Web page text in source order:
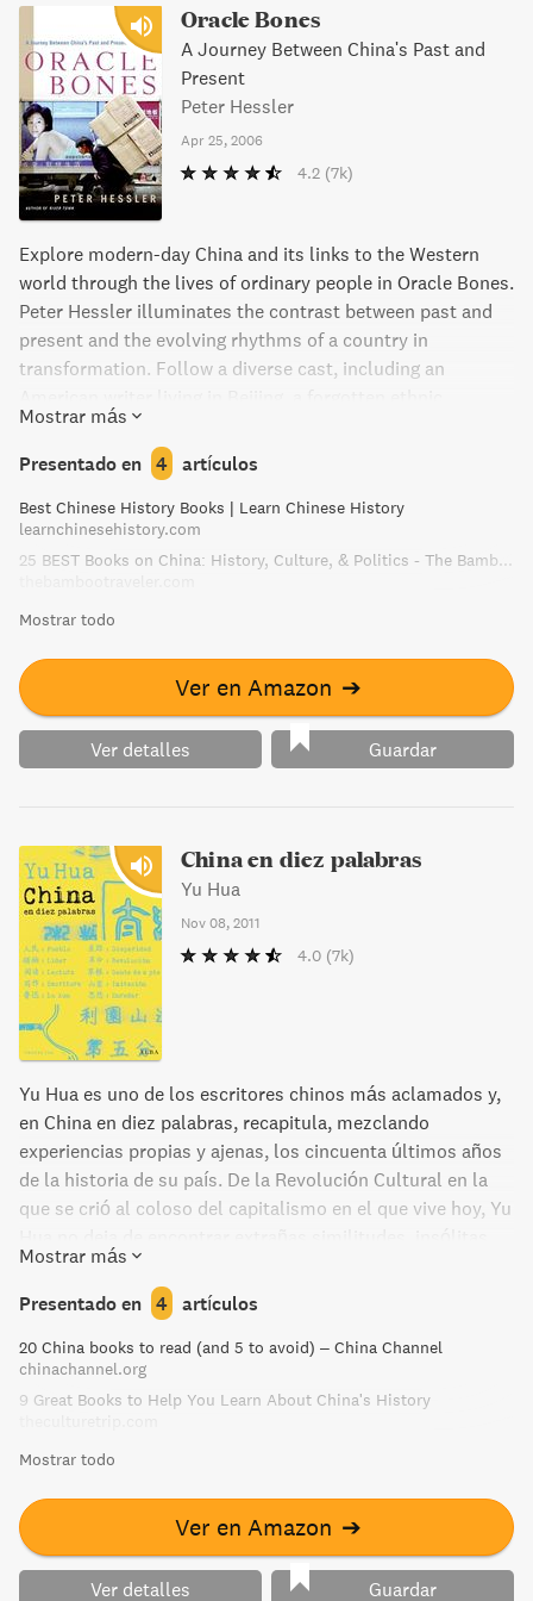
and crushed millions of people, including her parents.
Oracle Bones
A Journey Between China's Past and
Present
Peter Hessler
Apr 25, 2006
4.2 (7k)
Explore modern-day China and its links to the Western
world through the lives of ordinary people in Oracle Bones.
Peter Hessler illuminates the contrast between past and
present and the evolving rhythms of a country in
transformation. Follow a diverse cast, including an
minority member seeking freedom in the United States,
and a scholar of oracle-bone inscriptions, all struggling to
understand the historical forces that have shaped their
lives. Hessler excavates the past, putting a human face on
the history of China and capturing its soul as it undergoes
a momentous change.
Mostrar más
Presentado en 4 artículos
Best Chinese History Books | Learn Chinese History
learnchinesehistory.com
25 BEST Books on China: History, Culture, & Politics - The Bamboo Traveler
Mostrar todo
Ver en Amazon ➔
Ver detalles Guardar
China en diez palabras
Yu Hua
Nov 08, 2011
4.0 (7k)
Yu Hua es uno de los escritores chinos más aclamados y,
en China en diez palabras, recapitula, mezclando
experiencias propias y ajenas, los cincuenta últimos años
de la historia de su país. De la Revolución Cultural en la
que se crió al coloso del capitalismo en el que vive hoy, Yu
pervivencias, entre dos épocas aparentemente muy
alejadas. Una serie de palabras clave como «pueblo»,
«líder» o «revolución» parecen unirlas, e incluso algunas
como «imitación» y «enredar», que definen muy bien «la
incapacidad de distinguir el bien del mal en la China de
hoy», retrotraen sin gran dificultad a los tiempos de los
divertidísimo y muy incisivo, este libro es un compendio
de anécdotas y reflexiones imprescindible para entender
el pasado y el presente de China. Yu Hua nació en 1960 en
Hangzhou, provincia de Zheijang (China). Se crió en los
años de la Revolución Cultural. Aunque estudió
Mostrar más
Presentado en 4 artículos
20 China books to read (and 5 to avoid) – China Channel
chinachannel.org
9 Great Books to Help You Learn About China's History
Mostrar todo
Ver en Amazon ➔
Ver detalles Guardar